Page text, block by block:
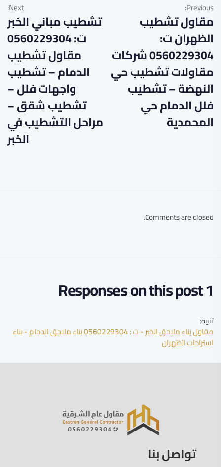
Previous:
مقاول تشطيب
الظهران ت:
0560229304 شركات
مقاولات تشطيب حي
النهضة – تشطيب
فلل الدمام حي
المحمدية
Next:
تشطيب مباني الخبر
ت: 0560229304
مقاول تشطيب
الدمام – تشطيب
واجهات فلل –
تشطيب شقق –
مراحل التشطيب في
الخبر
Comments are closed.
1 Responses on this post
تنبيه:
مقاول بناء ملاحق الخبر - ت : 0560229304 بناء ملاحق الدمام - بناء
استراحات الظهران
تواصل بنا